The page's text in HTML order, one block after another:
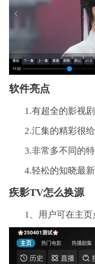
软件亮点
1.有超全的影视
2.汇集的精彩很
3.非常多不同的
4.轻松的知晓最
疾影TV怎么换源
1、用户可在主页